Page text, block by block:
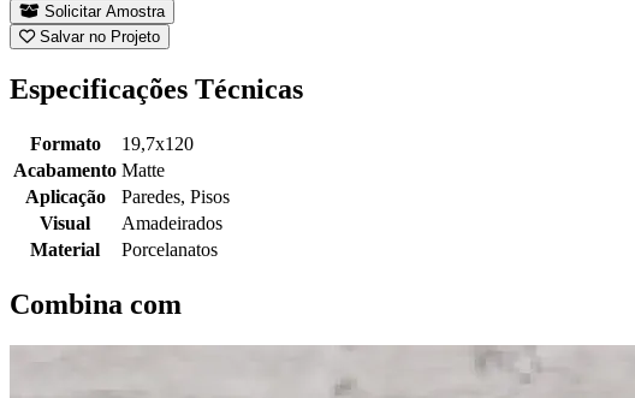
Solicitar Amostra
Salvar no Projeto
Especificações Técnicas
Formato
19,7x120
Acabamento Matte
Aplicação
Paredes, Pisos
Visual
Amadeirados
Material
Porcelanatos
Combina com